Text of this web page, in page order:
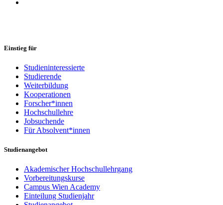
Einstieg für
Studieninteressierte
Studierende
Weiterbildung
Kooperationen
Forscher*innen
Hochschullehre
Jobsuchende
Für Absolvent*innen
Studienangebot
Akademischer Hochschullehrgang
Vorbereitungskurse
Campus Wien Academy
Einteilung Studienjahr